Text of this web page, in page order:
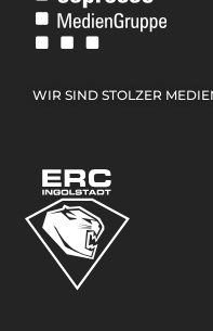
WIR SIND STOLZER